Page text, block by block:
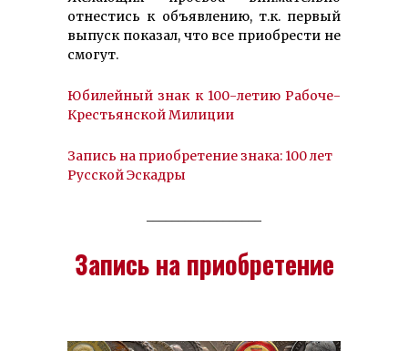
отнестись к объявлению, т.к. первый
выпуск показал, что все приобрести не
смогут.
Юбилейный знак к 100-летию Рабоче-
Крестьянской Милиции
Запись на приобретение знака: 100 лет
Русской Эскадры
Запись на приобретение